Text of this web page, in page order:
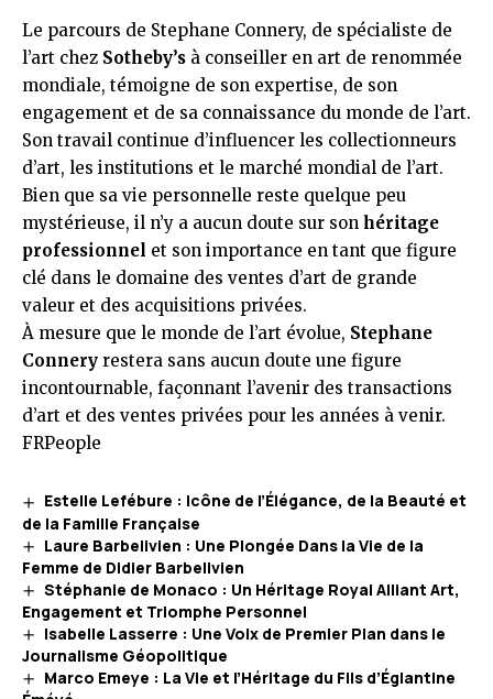
Le parcours de Stephane Connery, de spécialiste de
l’art chez Sotheby’s à conseiller en art de renommée
mondiale, témoigne de son expertise, de son
engagement et de sa connaissance du monde de l’art.
Son travail continue d’influencer les collectionneurs
d’art, les institutions et le marché mondial de l’art.
Bien que sa vie personnelle reste quelque peu
mystérieuse, il n’y a aucun doute sur son héritage
professionnel et son importance en tant que figure
clé dans le domaine des ventes d’art de grande
valeur et des acquisitions privées.
À mesure que le monde de l’art évolue, Stephane
Connery restera sans aucun doute une figure
incontournable, façonnant l’avenir des transactions
d’art et des ventes privées pour les années à venir.
FRPeople
Estelle Lefébure : Icône de l’Élégance, de la Beauté et
de la Famille Française
Laure Barbelivien : Une Plongée Dans la Vie de la
Femme de Didier Barbelivien
Stéphanie de Monaco : Un Héritage Royal Alliant Art,
Engagement et Triomphe Personnel
Isabelle Lasserre : Une Voix de Premier Plan dans le
Journalisme Géopolitique
Marco Emeye : La Vie et l’Héritage du Fils d’Églantine